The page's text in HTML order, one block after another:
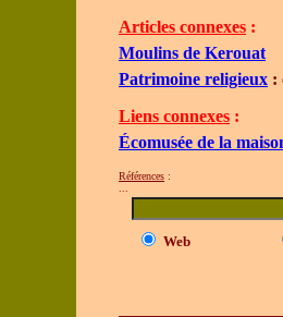
Articles connexes :
Moulins de Kerouat
Patrimoine religieux :
Liens connexes :
Écomusée de la
Références :
Web